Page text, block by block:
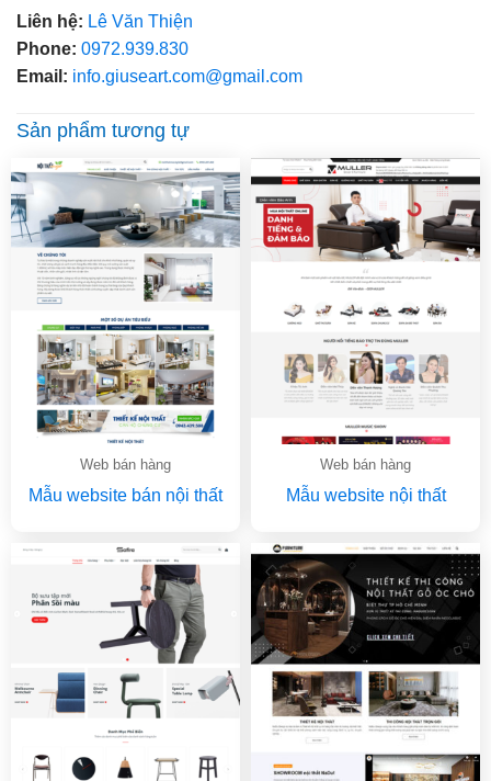
Liên hệ: Lê Văn Thiện
Phone: 0972.939.830
Email: info.giuseart.com@gmail.com
Sản phẩm tương tự
Web bán hàng
Mẫu website bán nội thất
Web bán hàng
Mẫu website nội thất